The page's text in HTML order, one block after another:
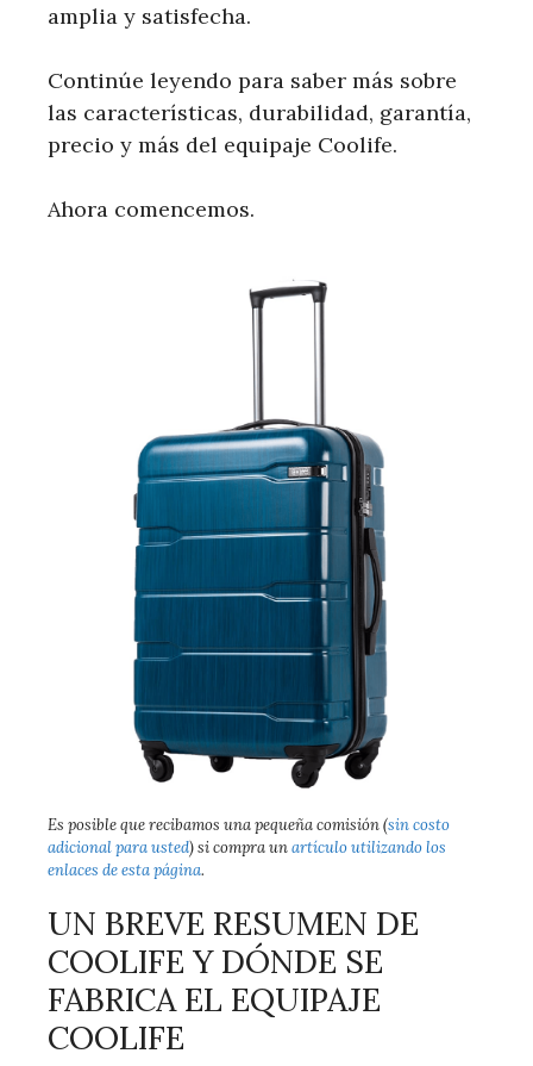
amplia y satisfecha.
Continúe leyendo para saber más sobre
las características, durabilidad, garantía,
precio y más del equipaje Coolife.
Ahora comencemos.
Es posible que recibamos una pequeña comisión (sin costo
adicional para usted) si compra unartículo utilizando los
enlaces de esta página.
UN BREVE RESUMEN DE
COOLIFE Y DÓNDE SE
FABRICA EL EQUIPAJE
COOLIFE